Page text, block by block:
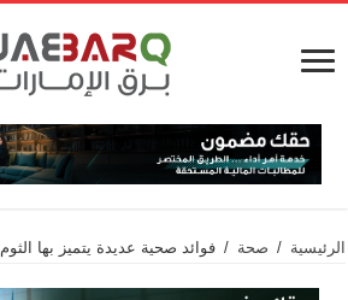
الرئيسية / صحة / فوائد صحية عديدة يتميز بها الثوم